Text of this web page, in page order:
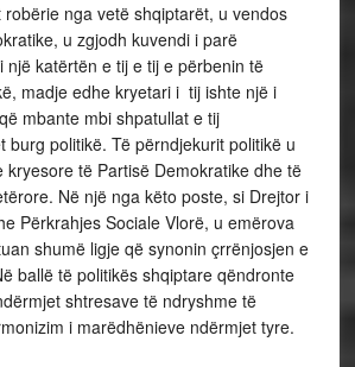
nga vetë shqiptarët, u vendos
u zgjodh kuvendi i parë
një katërtën e tij e tij e përbenin të
madje edhe kryetari i tij ishte një i
mbante mbi shpatullat e tij
burg politikë. Të përndjekurit politikë u
kryesore të Partisë Demokratike dhe të
Në një nga këto poste, si Drejtor i
Përkrahjes Sociale Vlorë, u emërova
shumë ligje që synonin çrrënjosjen e
ballë të politikës shqiptare qëndronte
shtresave të ndryshme të
i marëdhënieve ndërmjet tyre.